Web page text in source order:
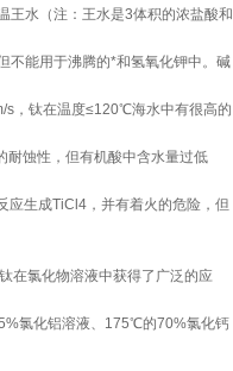
水（注：王水是3体积的浓盐酸和
不能用于沸腾的*和氢氧化钾中。碱
，钛在温度≤120℃海水中有很高的
蚀性，但有机酸中含水量过低
应生成TiCl4，并有着火的危险，但
在氯化物溶液中获得了广泛的应
氯化铝溶液、175℃的70%氯化钙